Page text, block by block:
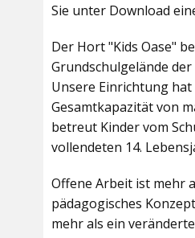
Sie unter Download
Der Hort "Kids Oase"
Grundschulgelände der
Unsere Einrichtung hat
Gesamtkapazität von
betreut Kinder vom
vollendeten 14.
Offene Arbeit ist mehr
pädagogisches
mehr als ein